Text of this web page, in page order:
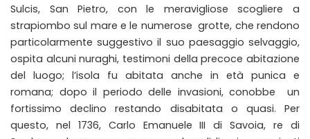
Sulcis, San Pietro, con le meravigliose scogliere a
strapiombo sul mare e le numerose grotte, che rendono
particolarmente suggestivo il suo paesaggio selvaggio,
ospita alcuni nuraghi, testimoni della precoce abitazione
del luogo; l’isola fu abitata anche in età punica e
romana; dopo il periodo delle invasioni, conobbe un
fortissimo declino restando disabitata o quasi. Per
questo, nel 1736, Carlo Emanuele III di Savoia, re di